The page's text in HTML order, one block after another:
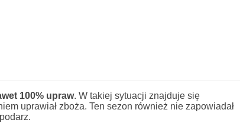
100% upraw. W takiej sytuacji znajduje się
uprawiał zboża. Ten sezon również nie zapowiadał